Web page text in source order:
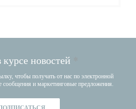
курсе новостей *
чтобы получать от нас по электронной
сообщения и маркетинговые предложения.